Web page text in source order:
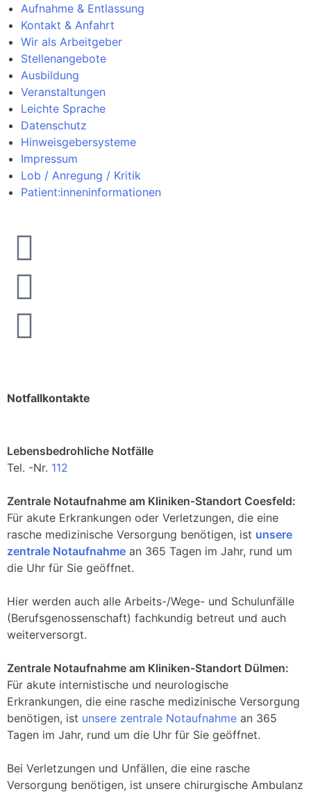
Aufnahme & Entlassung
Kontakt & Anfahrt
Wir als Arbeitgeber
Stellenangebote
Ausbildung
Veranstaltungen
Leichte Sprache
Datenschutz
Hinweisgebersysteme
Impressum
Lob / Anregung / Kritik
Patient:inneninformationen
Notfallkontakte
Lebensbedrohliche Notfälle
Tel. -Nr. 112
Zentrale Notaufnahme am Kliniken-Standort Coesfeld:
Für akute Erkrankungen oder Verletzungen, die eine
rasche medizinische Versorgung benötigen, ist unsere
zentrale Notaufnahme an 365 Tagen im Jahr, rund um
die Uhr für Sie geöffnet.
Hier werden auch alle Arbeits-/Wege- und Schulunfälle
(Berufsgenossenschaft) fachkundig betreut und auch
weiterversorgt.
Zentrale Notaufnahme am Kliniken-Standort Dülmen:
Für akute internistische und neurologische
Erkrankungen, die eine rasche medizinische Versorgung
benötigen, ist unsere zentrale Notaufnahme an 365
Tagen im Jahr, rund um die Uhr für Sie geöffnet.
Bei Verletzungen und Unfällen, die eine rasche
Versorgung benötigen, ist unsere chirurgische Ambulanz